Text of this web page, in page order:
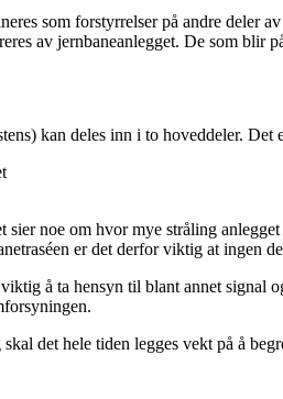
som forstyrrelser på andre deler
av jernbaneanlegget. De som
kan deles inn i to hoveddeler. Det
sier noe om hvor mye stråling
er det derfor viktig at ingen
å ta hensyn til blant annet signal
det hele tiden legges vekt på å